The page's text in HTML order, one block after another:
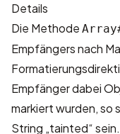
Details
Die Methode
Empfängers nach
Empfänger dabei
markiert wurden, so
String „tainted“